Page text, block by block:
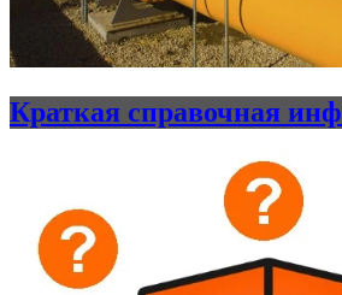
Краткая справочная